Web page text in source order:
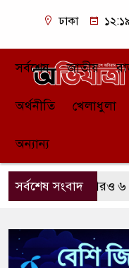
ঢাকা
সর্বশেষ জাতীয়
অর্থনীতি খেলাধুলা
অন্যান্য
সর্বশেষ সংবাদ
উপসর্গে আরও ৬ শিশুর